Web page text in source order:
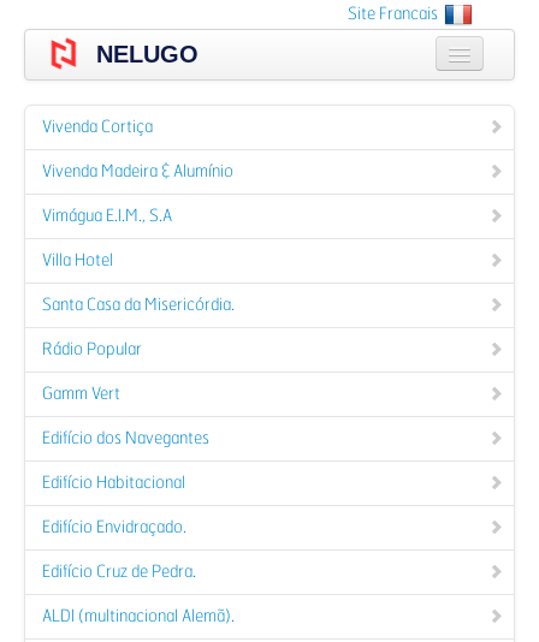
to
main
content
Site Francais
NELUGO
A empresa
Produtos
Catálogos
Portfólio
Orçamento
Contactos
Login
Vivenda Cortiça
Vivenda Madeira & Alumínio
Vimágua E.I.M., S.A
Villa Hotel
Santa Casa da Misericórdia.
Rádio Popular
Gamm Vert
Edifício dos Navegantes
Edifício Habitacional
Edifício Envidraçado.
Edifício Cruz de Pedra.
ALDI (multinacional Alemã).